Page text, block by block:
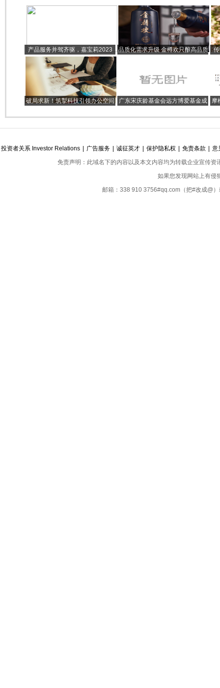
产品服务并驾齐驱，嘉宝莉2023
年生势无限
品质化需求升级 金樽欢只酿高品质
破局求新！筑掣科技引领办公空间
广东宋庆龄基金会远方博爱基金成
摩
投资者关系 Investor Relations 广告服务 诚征英才 保护隐私权 免责条款
意
免责声明：此域名下的内容以及本文内容均为转载企业宣传
如果您发现网站上有侵
邮箱：338 910 3756#qq.com（把#改成@